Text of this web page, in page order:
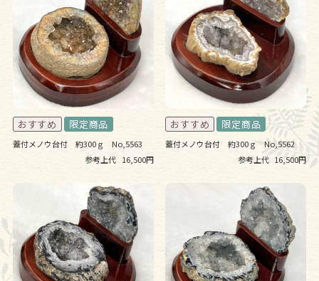
蓋付メノウ台付 約300ｇ No,5563
参考上代 16,500円
蓋付メノウ台付 約300ｇ No,5562
参考上代 16,500円